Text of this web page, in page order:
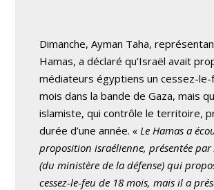
Dimanche, Ayman Taha,
Hamas, a déclaré qu’Israël avait
médiateurs égyptiens un cessez-le-
mois dans la bande de Gaza, mais
islamiste, qui contrôle le territoire,
durée d’une année.« Le Hamas a
proposition israélienne, présentée par
(du ministère de la défense) qui
cessez-le-feu de 18 mois, mais il a